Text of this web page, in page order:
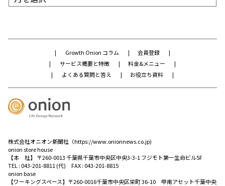
株式会社オニオン新聞社（https://www.onionnews.co.jp)
onion store house
【本 社】 〒260-0013 千葉県千葉市中央区中央3-3-1 フジモト第一生命ビル5F
TEL : 043-201-8811(代) FAX : 043-201-8815
onion base
【ワーキングスペース】〒260-0016千葉市中央区栄町 36-10 甲南アセット千葉中央
Growth Onion コラム
会員登録
サービス概要と特徴
料金&メニュー
よくある質問と答え
お役立ち資料